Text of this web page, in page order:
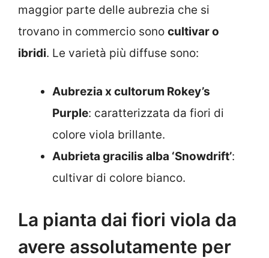
maggior parte delle aubrezia che si
trovano in commercio sono cultivar o
ibridi. Le varietà più diffuse sono:
Aubrezia x cultorum Rokey’s
Purple: caratterizzata da fiori di
colore viola brillante.
Aubrieta gracilis alba ‘Snowdrift’:
cultivar di colore bianco.
La pianta dai fiori viola da
avere assolutamente per